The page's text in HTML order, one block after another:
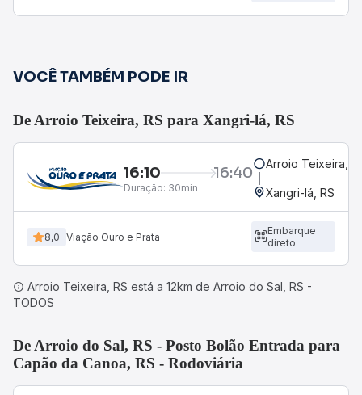
VOCÊ TAMBÉM PODE IR
De Arroio Teixeira, RS para Xangri-lá, RS
16:10 16:40
Duração: 30min
Arroio Teixeira,
Xangri-lá, RS
8,0 Viação Ouro e Prata
Embarque
direto
Arroio Teixeira, RS está a 12km de Arroio do Sal, RS -
TODOS
De Arroio do Sal, RS - Posto Bolão Entrada para
Capão da Canoa, RS - Rodoviária